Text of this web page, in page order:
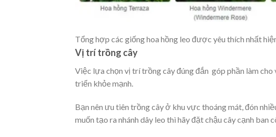
Tổng hợp các giống hoa hồng leo được yêu thích nhất
Vị trí trồng cây
Việc lựa chọn vị trí trồng cây đúng đắn góp phần làm
triển khỏe mạnh.
Bạn nên ưu tiên trồng cây ở khu vực thoáng mát, đón
muốn tạo ra nhánh dây leo thì hãy đặt chậu cây cạnh ban